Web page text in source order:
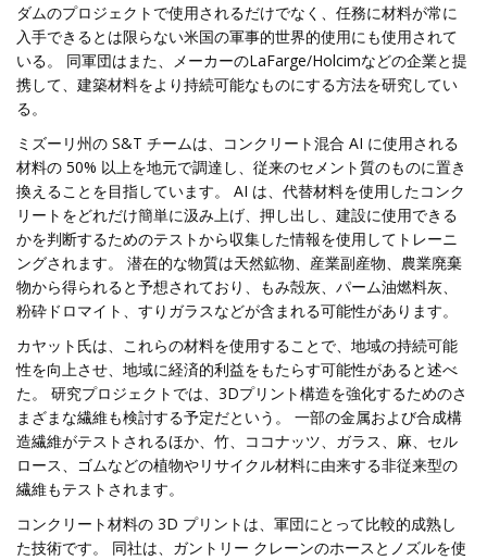
ダムのプロジェクトで使用されるだけでなく、任務に材料が常に
入手できるとは限らない米国の軍事的世界的使用にも使用されて
いる。 同軍団はまた、メーカーのLaFarge/Holcimなどの企業と提
携して、建築材料をより持続可能なものにする方法を研究してい
る。
ミズーリ州の S&T チームは、コンクリート混合 AI に使用される
材料の 50% 以上を地元で調達し、従来のセメント質のものに置き
換えることを目指しています。 AI は、代替材料を使用したコンク
リートをどれだけ簡単に汲み上げ、押し出し、建設に使用できる
かを判断するためのテストから収集した情報を使用してトレーニ
ングされます。 潜在的な物質は天然鉱物、産業副産物、農業廃棄
物から得られると予想されており、もみ殻灰、パーム油燃料灰、
粉砕ドロマイト、すりガラスなどが含まれる可能性があります。
カヤット氏は、これらの材料を使用することで、地域の持続可能
性を向上させ、地域に経済的利益をもたらす可能性があると述べ
た。 研究プロジェクトでは、3Dプリント構造を強化するためのさ
まざまな繊維も検討する予定だという。 一部の金属および合成構
造繊維がテストされるほか、竹、ココナッツ、ガラス、麻、セル
ロース、ゴムなどの植物やリサイクル材料に由来する非従来型の
繊維もテストされます。
コンクリート材料の 3D プリントは、軍団にとって比較的成熟し
た技術です。 同社は、ガントリー クレーンのホースとノズルを使